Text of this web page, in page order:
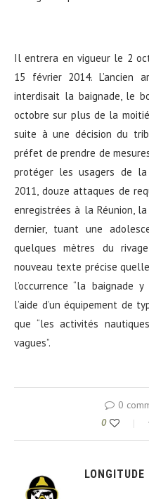
Il entrera en vigueur le 2
15 février 2014.
interdisait la baignade, le
octobre sur plus de la
suite à une décision du
préfet de prendre de
protéger les usagers de
2011, douze attaques de
enregistrées à la Réunion,
dernier, tuant une
quelques mètres du
nouveau texte précise
l’occurrence “la baignade
l’aide d’un équipement de
que “les activités
vagues”.
0
0